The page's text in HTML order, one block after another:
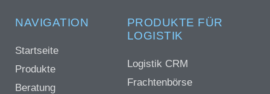
NAVIGATION
Startseite
Produkte
Beratung
PRODUKTE FÜR
LOGISTIK
Logistik CRM
Frachtenbörse